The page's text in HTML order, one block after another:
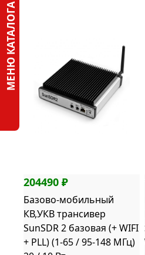
МЕНЮ КАТАЛОГА
204490 ₽
Базово-мобильный
КВ,УКВ трансивер
SunSDR 2 базовая (+ WIFI
+ PLL) (1-65 / 95-148 МГц)